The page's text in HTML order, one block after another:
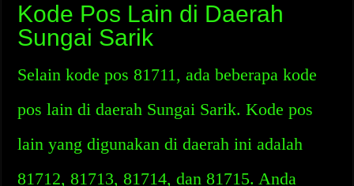
Kode Pos Lain di Daerah
Sungai Sarik
Selain kode pos 81711, ada beberapa kode
pos lain di daerah Sungai Sarik. Kode pos
lain yang digunakan di daerah ini adalah
81712, 81713, 81714, dan 81715. Anda